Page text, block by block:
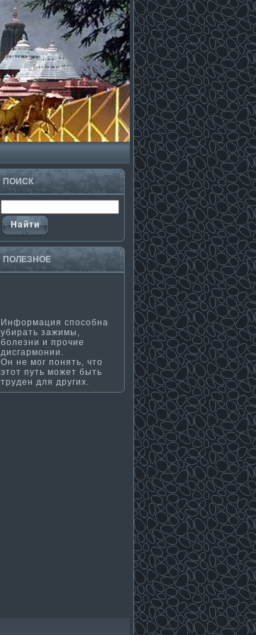
ПОИСК
ПОЛЕЗНΟЕ
Информация способна
убирать зажимы,
болезни и прочие
дисгармонии.
Он не мог понять, что
этот путь может быть
труден для других.